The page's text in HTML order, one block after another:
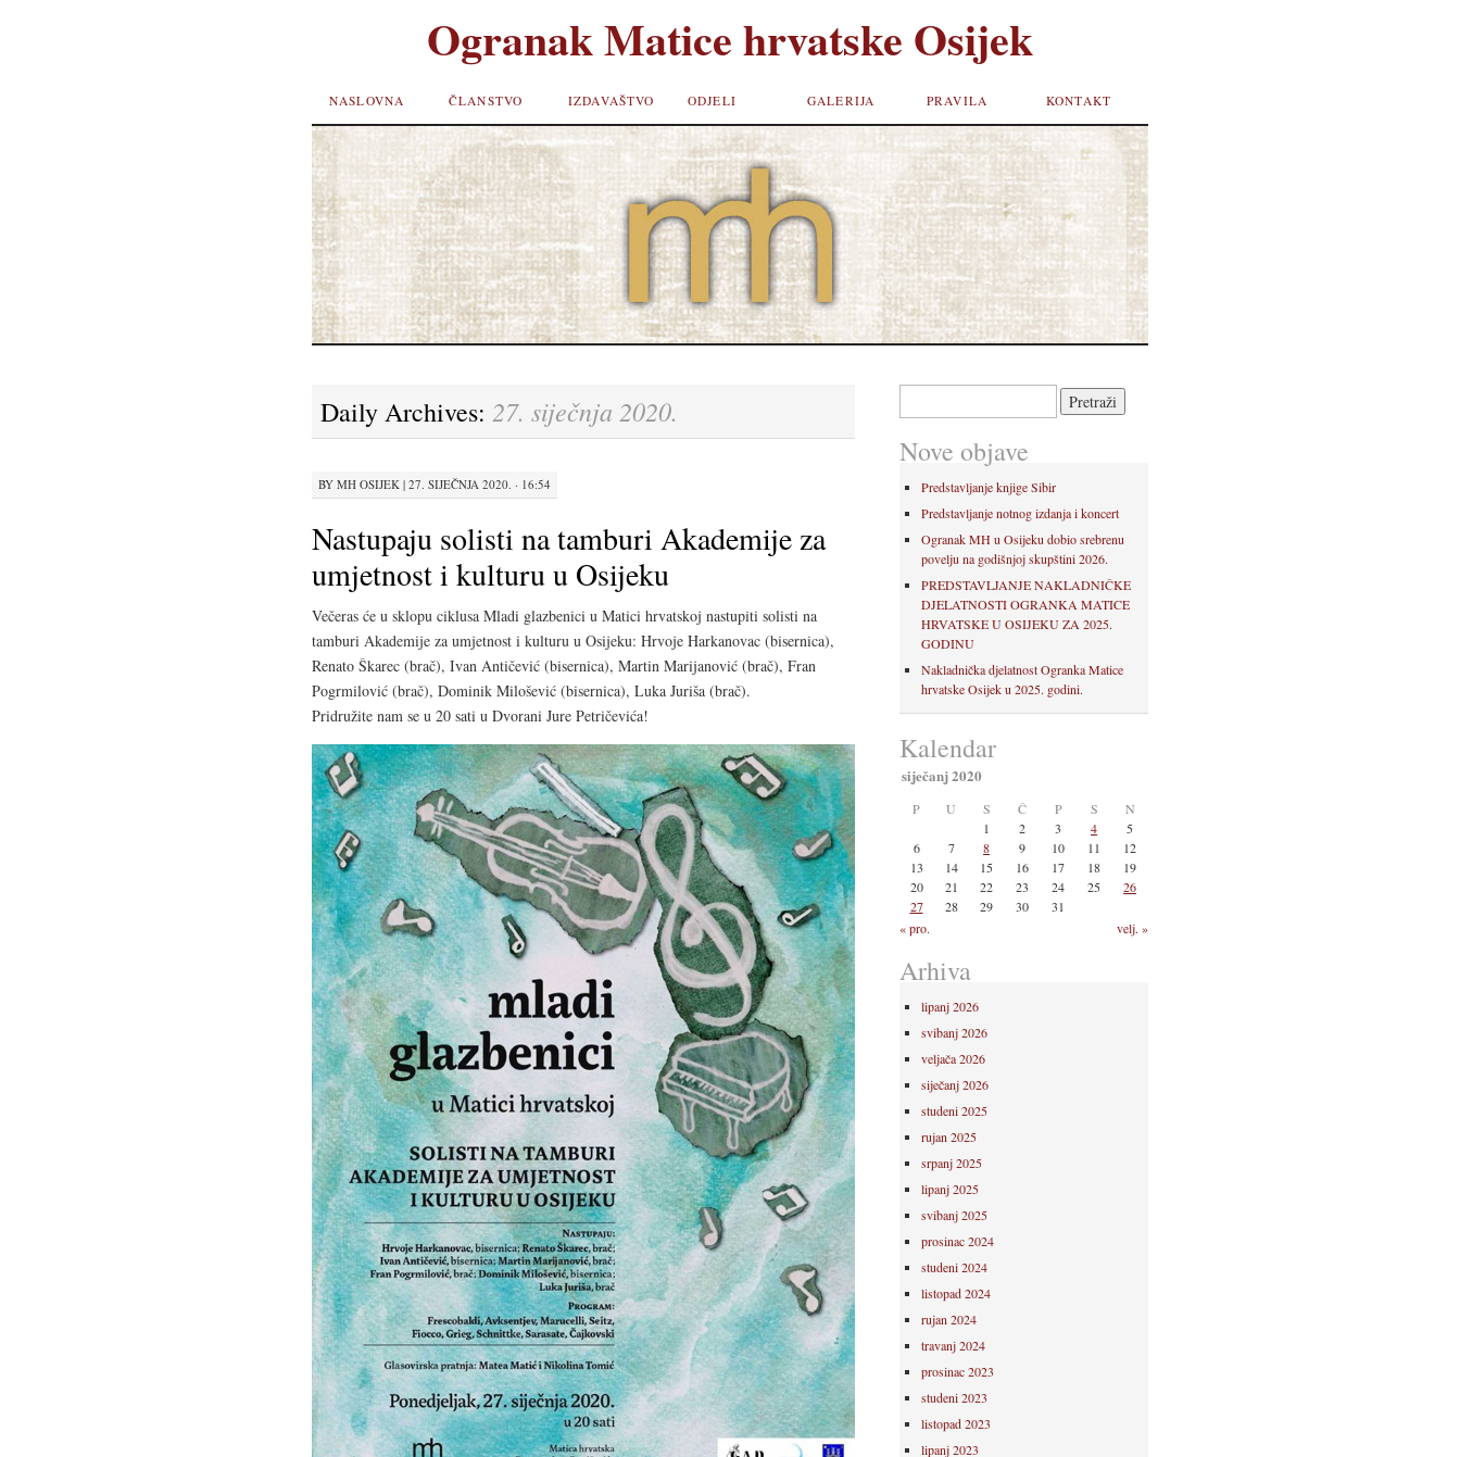
Ogranak Matice hrvatske Osijek
SKIP TO
CONTENT
NASLOVNA ČLANSTVO IZDAVAŠTVO ODJELI GALERIJA PRAVILA KONTAKT
Daily Archives: 27. siječnja 2020.
BY MH OSIJEK | 27. SIJEČNJA 2020. · 16:54
Nastupaju solisti na tamburi Akademije za
umjetnost i kulturu u Osijeku
Večeras će u sklopu ciklusa Mladi glazbenici u Matici hrvatskoj nastupiti solisti na
tamburi Akademije za umjetnost i kulturu u Osijeku: Hrvoje Harkanovac (bisernica),
Renato Škarec (brač), Ivan Antičević (bisernica), Martin Marijanović (brač), Fran
Pogrmilović (brač), Dominik Milošević (bisernica), Luka Juriša (brač).
Pridružite nam se u 20 sati u Dvorani Jure Petričevića!
Nove objave
Predstavljanje knjige Sibir
Predstavljanje notnog izdanja i koncert
Ogranak MH u Osijeku dobio srebrenu
povelju na godišnjoj skupštini 2026.
PREDSTAVLJANJE NAKLADNIČKE
DJELATNOSTI OGRANKA MATICE
HRVATSKE U OSIJEKU ZA 2025.
GODINU
Nakladnička djelatnost Ogranka Matice
hrvatske Osijek u 2025. godini.
Kalendar
siječanj 2020
P U S Č P S N
« pro. velj. »
1 2 3 4
5
6
7 8 9 10 11
12
13
14 15 16 17 18
19
20
21 22 23 24 25
26
27
28 29 30 31
Arhiva
lipanj 2026
svibanj 2026
veljača 2026
siječanj 2026
studeni 2025
rujan 2025
srpanj 2025
lipanj 2025
svibanj 2025
prosinac 2024
studeni 2024
listopad 2024
rujan 2024
travanj 2024
prosinac 2023
studeni 2023
listopad 2023
lipanj 2023